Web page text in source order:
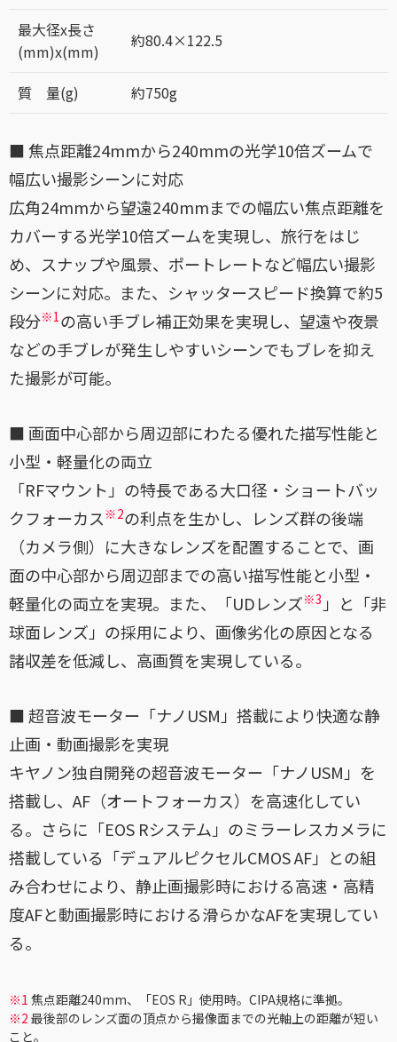
最大径x長さ
(mm)x(mm)
約80.4×122.5
質 量(g) 約750g
■ 焦点距離24mmから240mmの光学10倍ズームで
幅広い撮影シーンに対応
広角24mmから望遠240mmまでの幅広い焦点距離を
カバーする光学10倍ズームを実現し、旅行をはじ
め、スナップや風景、ポートレートなど幅広い撮影
シーンに対応。また、シャッタースピード換算で約5
段分※1の高い手ブレ補正効果を実現し、望遠や夜景
などの手ブレが発生しやすいシーンでもブレを抑え
た撮影が可能。
■ 画面中心部から周辺部にわたる優れた描写性能と
小型・軽量化の両立
「RFマウント」の特長である大口径・ショートバッ
クフォーカス ※2の利点を生かし、レンズ群の後端
（カメラ側）に大きなレンズを配置することで、画
面の中心部から周辺部までの高い描写性能と小型・
軽量化の両立を実現。また、「UDレンズ※3 」と「非
球面レンズ」の採用により、画像劣化の原因となる
諸収差を低減し、高画質を実現している。
■ 超音波モーター「ナノUSM」搭載により快適な静
止画・動画撮影を実現
キヤノン独自開発の超音波モーター「ナノUSM」を
搭載し、AF（オートフォーカス）を高速化してい
る。さらに「EOS Rシステム」のミラーレスカメラに
搭載している「デュアルピクセルCMOS AF」との組
み合わせにより、静止画撮影時における高速・高精
度AFと動画撮影時における滑らかなAFを実現してい
る。
※1 焦点距離240mm、「EOS R」使用時。CIPA規格に準拠。
※2 最後部のレンズ面の頂点から撮像面までの光軸上の距離が短い
こと。